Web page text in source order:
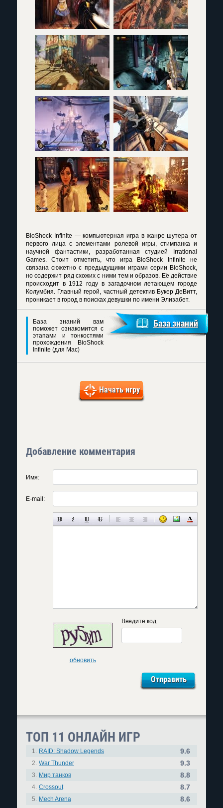
BioShock Infinite — компьютерная игра в жанре шутера от
первого лица с элементами ролевой игры, стимпанка и
научной фантастики, разработанная студией Irrational
Games. Стоит отметить, что игра BioShock Infinite не
связана сюжетно с предыдущими играми серии BioShock,
но содержит ряд схожих с ними тем и образов. Её действие
происходит в 1912 году в загадочном летающем городе
Колумбия. Главный герой, частный детектив Букер ДеВитт,
проникает в город в поисках девушки по имени Элизабет.
База знаний вам
поможет ознакомится с
этапами и тонкостями
прохождения BioShock
Infinite (для Mac)
База знаний
Начать игру
Добавление комментария
Имя:
E-mail:
обновить
Введите код
ТОП 11 ОНЛАЙН ИГР
1. RAID: Shadow Legends 9.6
2. War Thunder 9.3
3. Мир танков 8.8
4. Crossout 8.7
5. Mech Arena 8.6